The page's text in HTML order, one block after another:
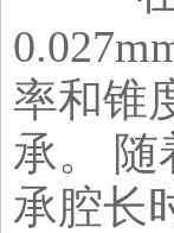
率和锥
承。 随
承腔长